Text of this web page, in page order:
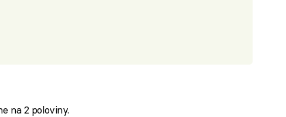
na 2 poloviny.